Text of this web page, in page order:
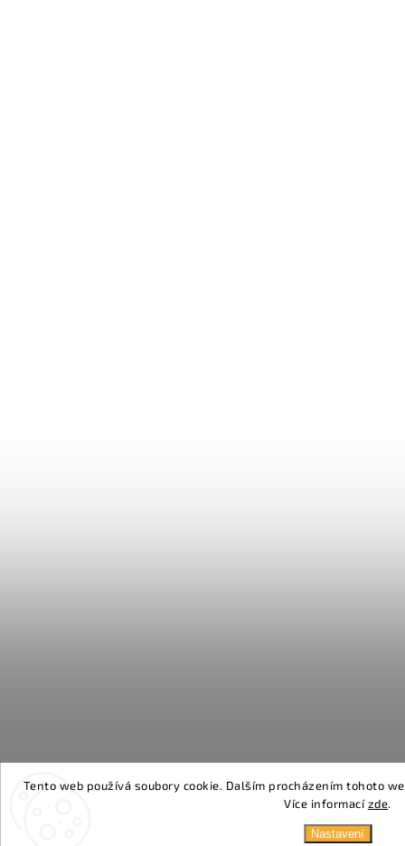
Tento web používá soubory cookie. Dalším procházením tohoto
Více informacízde.
Nastavení